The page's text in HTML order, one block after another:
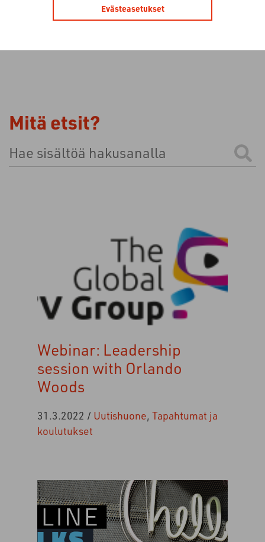
Evästeasetukset
Mitä etsit?
Tämä on hakukenttä, johon on liitetty automaattinen
Webinar: Leadership
session with Orlando
Woods
31.3.2022 / Uutishuone, Tapahtumat ja
koulutukset